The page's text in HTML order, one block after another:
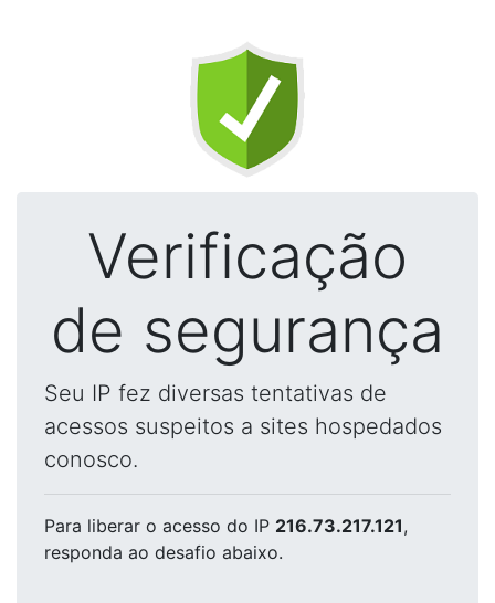
Verificação
de segurança
Seu IP fez diversas tentativas de
acessos suspeitos a sites hospedados
conosco.
Para liberar o acesso do IP 216.73.217.121,
responda ao desafio abaixo.